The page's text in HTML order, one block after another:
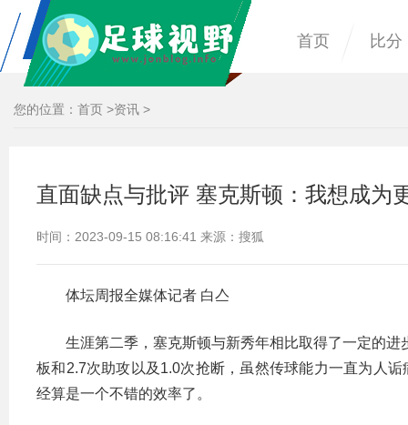
首页 比分
您的位置： 首页 >资讯 >
直面缺点与批评 塞克斯顿：我想成为
时间：2023-09-15 08:16:41 来源：搜狐
体坛周报全媒体记者 白亼
生涯第二季，塞克斯顿与新秀年相比取得了一定的
板和2.7次助攻以及1.0次抢断，虽然传球能力一直为人
经算是一个不错的效率了。